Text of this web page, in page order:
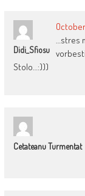
Didi_Sfiosu
October
…stres
Stolo…:)))
Cetateanu Turmentat